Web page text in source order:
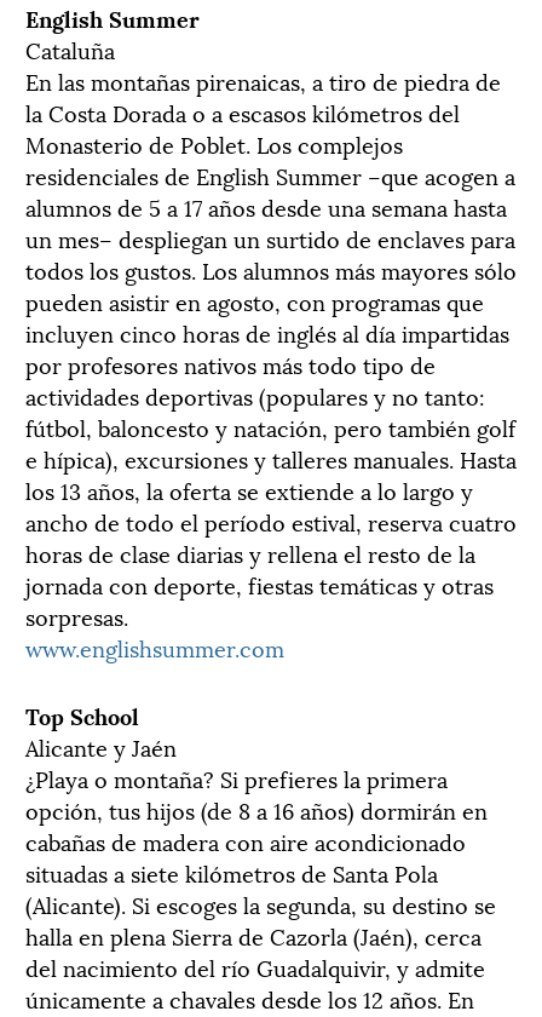
English Summer
Cataluña
En las montañas pirenaicas, a tiro de piedra de
la Costa Dorada o a escasos kilómetros del
Monasterio de Poblet. Los complejos
residenciales de English Summer –que acogen a
alumnos de 5 a 17 años desde una semana hasta
un mes– despliegan un surtido de enclaves para
todos los gustos. Los alumnos más mayores sólo
pueden asistir en agosto, con programas que
incluyen cinco horas de inglés al día impartidas
por profesores nativos más todo tipo de
actividades deportivas (populares y no tanto:
fútbol, baloncesto y natación, pero también golf
e hípica), excursiones y talleres manuales. Hasta
los 13 años, la oferta se extiende a lo largo y
ancho de todo el período estival, reserva cuatro
horas de clase diarias y rellena el resto de la
jornada con deporte, fiestas temáticas y otras
sorpresas.
www.englishsummer.com
Top School
Alicante y Jaén
¿Playa o montaña? Si prefieres la primera
opción, tus hijos (de 8 a 16 años) dormirán en
cabañas de madera con aire acondicionado
situadas a siete kilómetros de Santa Pola
(Alicante). Si escoges la segunda, su destino se
halla en plena Sierra de Cazorla (Jaén), cerca
del nacimiento del río Guadalquivir, y admite
únicamente a chavales desde los 12 años. En